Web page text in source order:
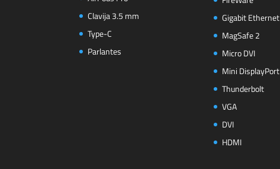
Clavija 3.5 mm
Type-C
Parlantes
Gigabit Ethernet
MagSafe 2
Micro DVI
Mini DisplayPort
Thunderbolt
VGA
DVI
HDMI